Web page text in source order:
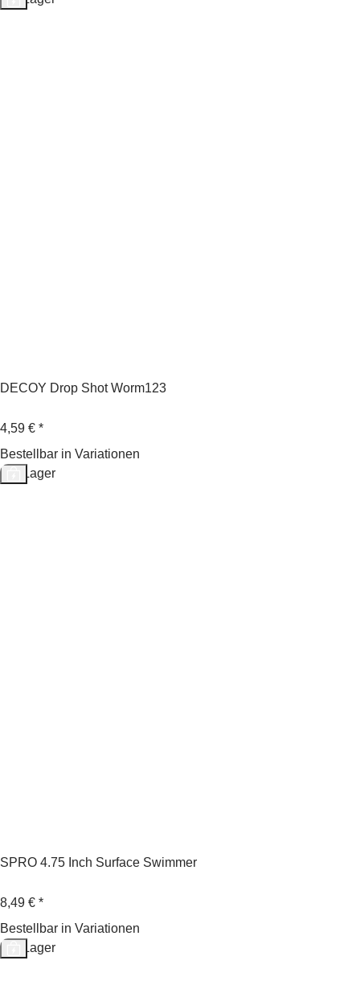
DECOY Drop Shot Worm123
4,59 € *
Bestellbar in Variationen
Auf Lager
SPRO 4.75 Inch Surface Swimmer
8,49 € *
Bestellbar in Variationen
Auf Lager